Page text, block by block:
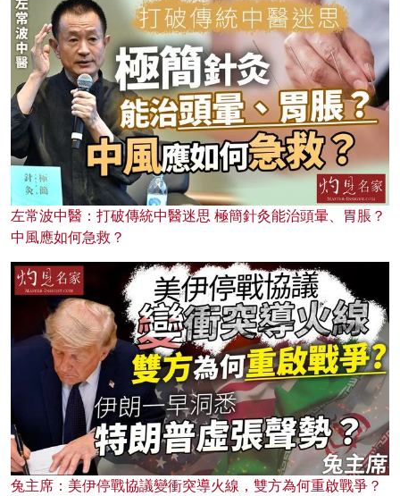
左常波中醫：打破傳統中醫迷思 極簡針灸能治頭暈、胃脹？
中風應如何急救？
兔主席：美伊停戰協議變衝突導火線，雙方為何重啟戰爭？